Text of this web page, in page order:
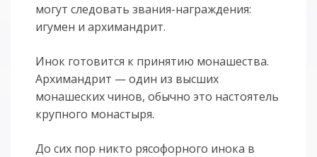
могут следовать звания-награждения:
игумен и архимандрит.
Инок готовится к принятию монашества.
Архимандрит — один из высших
монашеских чинов, обычно это настоятель
крупного монастыря.
До сих пор никто рясофорного инока в